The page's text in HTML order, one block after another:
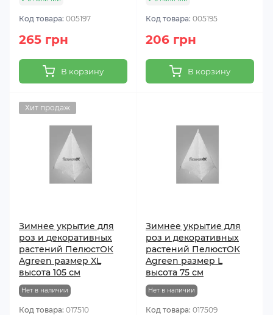
Код товара: 005197
265 грн
В корзину
Код товара: 005195
206 грн
В корзину
Хит продаж
Зимнее укрытие для
роз и декоративных
растений ПелюстОК
Agreen размер XL
высота 105 см
Нет в наличии
Код товара: 017510
Зимнее укрытие для
роз и декоративных
растений ПелюстОК
Agreen размер L
высота 75 см
Нет в наличии
Код товара: 017509